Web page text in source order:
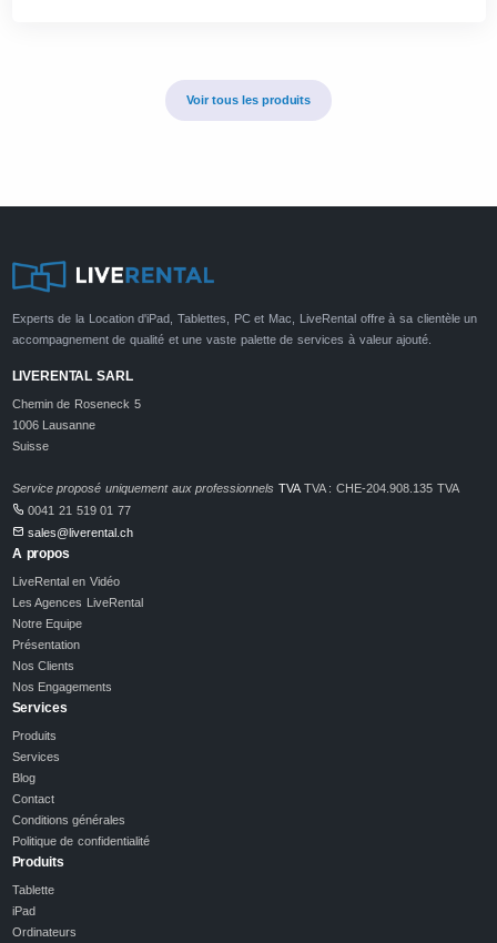
Voir tous les produits
Experts de la Location d'iPad, Tablettes, PC et Mac, LiveRental offre à sa clientèle un
accompagnement de qualité et une vaste palette de services à valeur ajouté.
LIVERENTAL SARL
Chemin de Roseneck 5
1006 Lausanne
Suisse
Service proposé uniquement aux professionnels TVATVA : CHE-204.908.135 TVA
0041 21 519 01 77
sales@liverental.ch
A propos
LiveRental en Vidéo
Les Agences LiveRental
Notre Equipe
Présentation
Nos Clients
Nos Engagements
Services
Produits
Services
Blog
Contact
Conditions générales
Politique de confidentialité
Produits
Tablette
iPad
Ordinateurs